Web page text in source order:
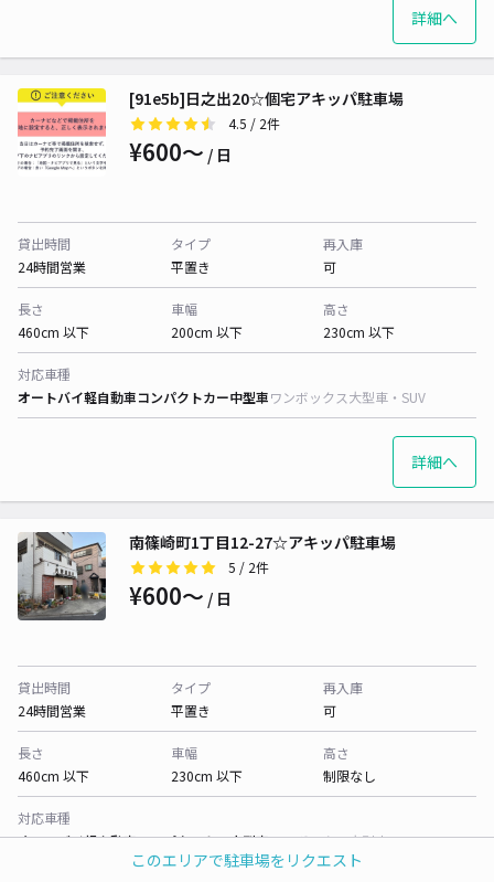
このエリアで駐車場をリクエスト
詳細へ
[91e5b]日之出20☆個宅アキッパ駐車場
4.5 / 2件
¥600〜 / 日
貸出時間
24時間営業
タイプ
平置き
再入庫
可
長さ
460cm 以下
車幅
200cm 以下
高さ
230cm 以下
対応車種
オートバイ軽自動車コンパクトカー中型車ワンボックス大型車・SUV
詳細へ
南篠崎町1丁目12-27☆アキッパ駐車場
5 / 2件
¥600〜 / 日
貸出時間
24時間営業
タイプ
平置き
再入庫
可
長さ
460cm 以下
車幅
230cm 以下
高さ
制限なし
対応車種
オートバイ軽自動車コンパクトカー中型車ワンボックス大型車・SUV